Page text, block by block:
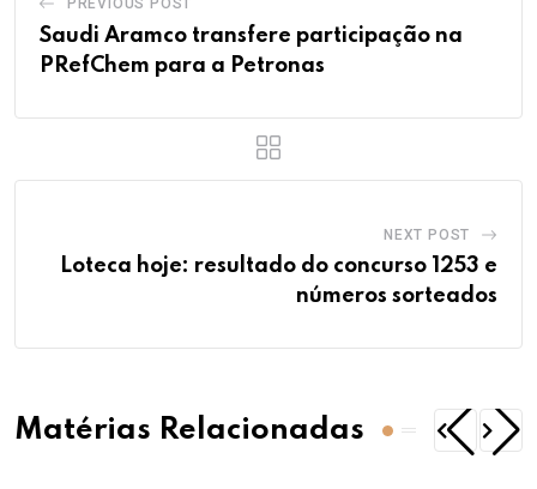
PREVIOUS POST
Saudi Aramco transfere participação na
PRefChem para a Petronas
NEXT POST
Loteca hoje: resultado do concurso 1253 e
números sorteados
Matérias Relacionadas